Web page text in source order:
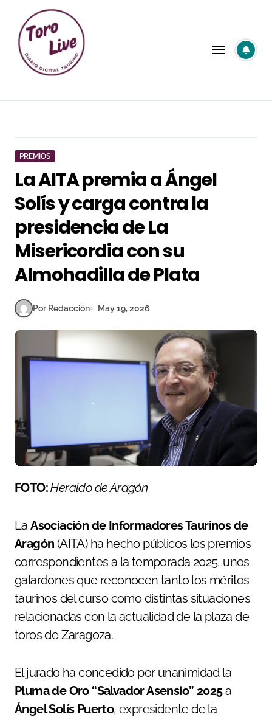
contenido
PREMIOS
La AITA premia a Ángel
Solís y carga contra la
presidencia de La
Misericordia con su
Almohadilla de Plata
Por Redacción May 19, 2026
FOTO:Heraldo de Aragón
LaAsociación de Informadores Taurinos de
Aragón (AITA) ha hecho públicos los premios
correspondientes a la temporada 2025, unos
galardones que reconocen tanto los méritos
taurinos del curso como distintas situaciones
relacionadas con la actualidad de la plaza de
toros de Zaragoza.
El jurado ha concedido por unanimidad la
Pluma de Oro “Salvador Asensio” 2025a
Ángel Solís Puerto, expresidente de la